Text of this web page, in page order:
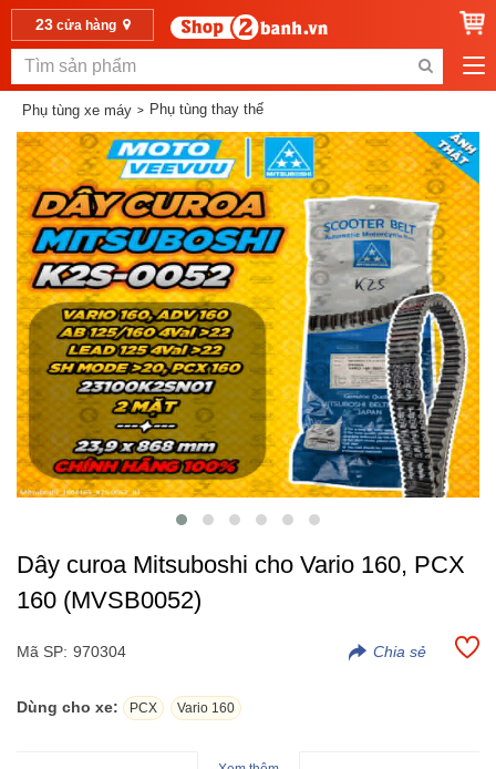
23cửa hàng
Phụ tùng xe máy Phụ tùng thay thế
Dây curoa Mitsuboshi cho Vario 160, PCX
160 (MVSB0052)
Mã SP: 970304
Dùng cho xe: PCX Vario 160
Dây curoa Mitsuboshi Vario 160, PCX 160 (MVSB0052).